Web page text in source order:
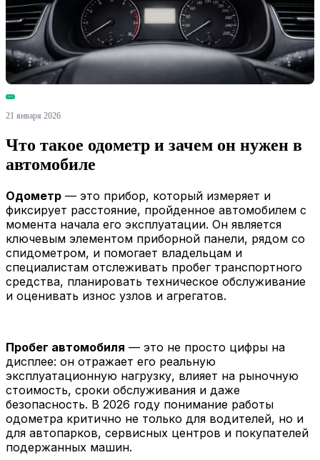
Блог
21 января 2026
Что такое одометр и зачем он нужен в
автомобиле
Одометр — это прибор, который измеряет и
фиксирует расстояние, пройденное автомобилем с
момента начала его эксплуатации. Он является
ключевым элементом приборной панели, рядом со
спидометром, и помогает владельцам и
специалистам отслеживать пробег транспортного
средства, планировать техническое обслуживание
и оценивать износ узлов и агрегатов.
Пробег автомобиля — это не просто цифры на
дисплее: он отражает его реальную
эксплуатационную нагрузку, влияет на рыночную
стоимость, сроки обслуживания и даже
безопасность. В 2026 году понимание работы
одометра критично не только для водителей, но и
для автопарков, сервисных центров и покупателей
подержанных машин.